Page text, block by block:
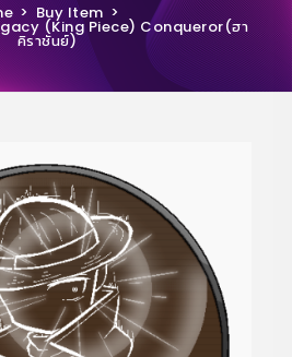
Buy Item
(King Piece) Conqueror(ฮา
คิราชันย์)